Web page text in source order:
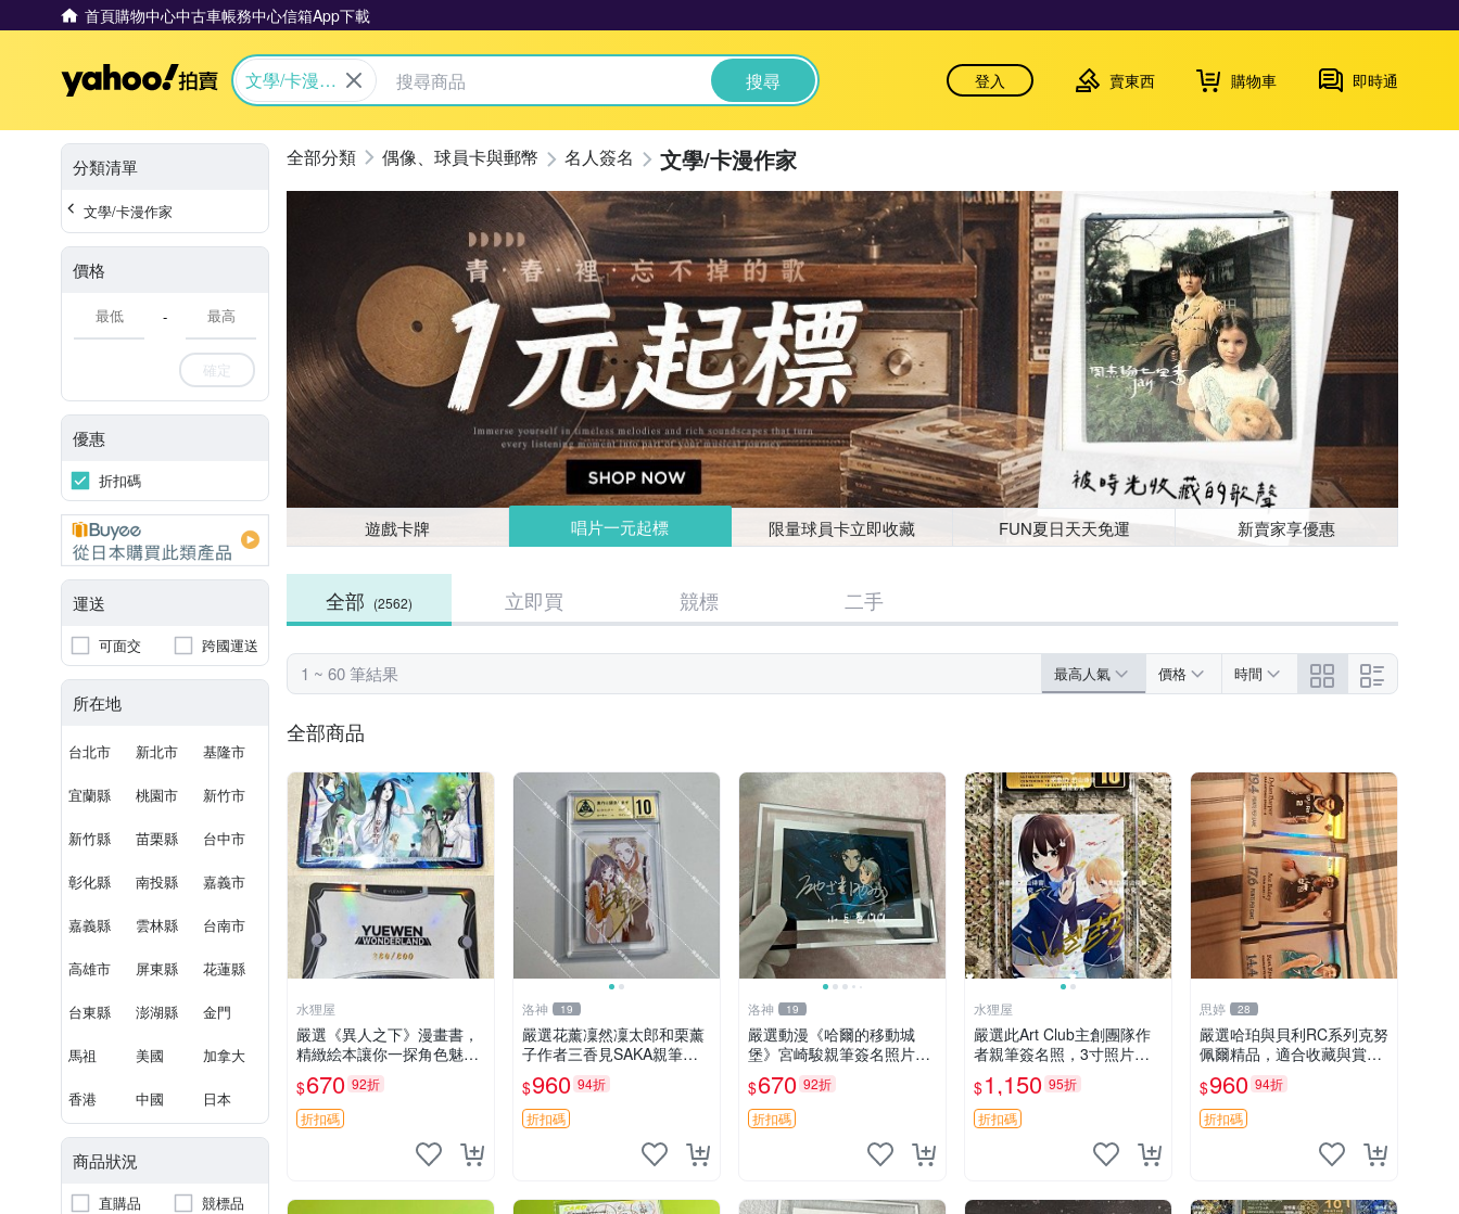
首頁購物中心中古車帳務中心信箱App下載
Yahoo拍賣
文學/卡漫作
搜尋 登入 賣東西 購物車 即時通
分類清單
文學/卡漫作家
價格
-
確定
優惠
折扣碼
運送
可面交 跨國運送
所在地
台北市 新北市 基隆市
宜蘭縣 桃園市 新竹市
新竹縣 苗栗縣 台中市
彰化縣 南投縣 嘉義市
嘉義縣 雲林縣 台南市
高雄市 屏東縣 花蓮縣
台東縣 澎湖縣 金門
馬祖 美國 加拿大
香港 中國 日本
商品狀況
直購品
競標品
偶像、球員卡與郵幣 名人簽名 文學/卡漫作家
遊戲卡牌 唱片一元起標 限量球員卡立即收藏 FUN夏日天天免運 新賣家享優惠
全部 (2562) 立即買 競標 二手
1 ~ 60 筆結果 最高人氣 價格 時間
全部商品
水狸屋
嚴選《異人之下》漫畫書，
精緻絵本讓你一探角色魅力
異人之下 漫畫 連環畫
$670 92折
折扣碼
洛神 19
嚴選花薰凜然凜太郎和栗薰
子作者三香見SAKA親筆簽
名照，限量小卡尺寸約5.5x
8.4cm，附原裝卡磚。收藏
家推薦！僅此數量。 花薰凜
然 和栗薰子 三香見
$960 94折
折扣碼
洛神 19
嚴選動漫《哈爾的移動城
堡》宮崎駿親筆簽名照片，
6寸含框珍藏版 哈爾的移動
城堡 簽名照 公仔周邊
$670 92折
折扣碼
水狸屋
嚴選此Art Club主創團隊作
者親筆簽名照，3寸照片附
原裝卡磚。收藏級面簽照，
適合藝術愛好者收藏與展
示。 3寸 簽名 照片
$1,150 95折
折扣碼
思婷 28
嚴選哈珀與貝利RC系列克努
佩爾精品，適合收藏與賞玩
RC 玩具 陶瓷
$960 94折
折扣碼